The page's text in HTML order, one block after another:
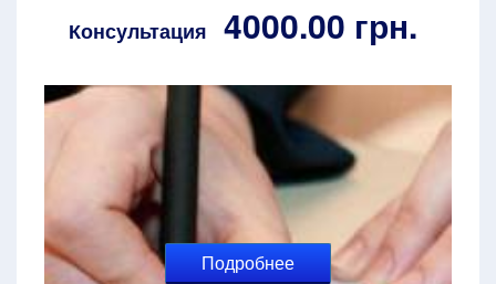
Консультация 4000.00 грн.
Подробнее